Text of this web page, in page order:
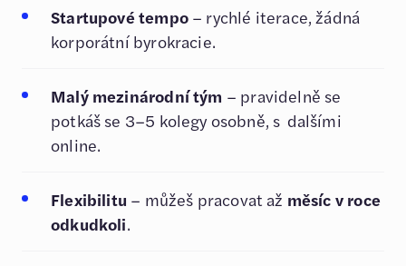
Startupové tempo– rychlé iterace, žádná
korporátní byrokracie.
Malý mezinárodní tým – pravidelně se
potkáš se 3–5 kolegy osobně, s dalšími
online.
Flexibilitu – můžeš pracovat až měsíc v roce
odkudkoli.